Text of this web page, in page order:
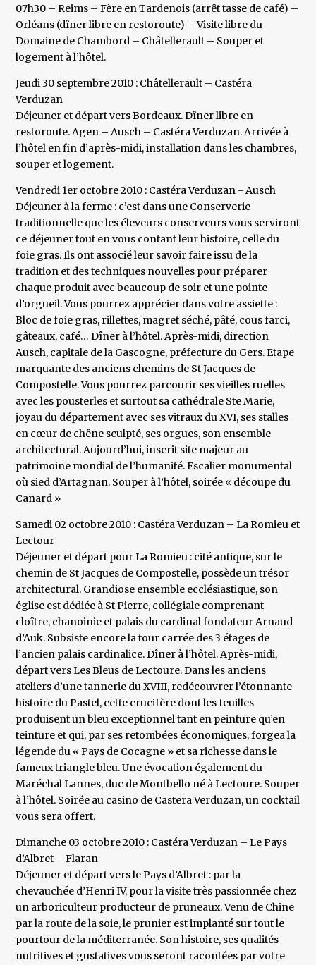
07h30 – Reims – Fère en Tardenois (arrêt tasse de café) –
Orléans (dîner libre en restoroute) – Visite libre du
Domaine de Chambord – Châtellerault – Souper et
logement à l’hôtel.
Jeudi 30 septembre 2010 : Châtellerault – Castéra
Verduzan
Déjeuner et départ vers Bordeaux. Dîner libre en
restoroute. Agen – Ausch – Castéra Verduzan. Arrivée à
l’hôtel en fin d’après-midi, installation dans les chambres,
souper et logement.
Vendredi 1er octobre 2010 : Castéra Verduzan - Ausch
Déjeuner à la ferme : c’est dans une Conserverie
traditionnelle que les éleveurs conserveurs vous serviront
ce déjeuner tout en vous contant leur histoire, celle du
foie gras. Ils ont associé leur savoir faire issu de la
tradition et des techniques nouvelles pour préparer
chaque produit avec beaucoup de soir et une pointe
d’orgueil. Vous pourrez apprécier dans votre assiette :
Bloc de foie gras, rillettes, magret séché, pâté, cous farci,
gâteaux, café… Dîner à l’hôtel. Après-midi, direction
Ausch, capitale de la Gascogne, préfecture du Gers. Etape
marquante des anciens chemins de St Jacques de
Compostelle. Vous pourrez parcourir ses vieilles ruelles
avec les pousterles et surtout sa cathédrale Ste Marie,
joyau du département avec ses vitraux du XVI, ses stalles
en cœur de chêne sculpté, ses orgues, son ensemble
architectural. Aujourd’hui, inscrit site majeur au
patrimoine mondial de l’humanité. Escalier monumental
où sied d’Artagnan. Souper à l’hôtel, soirée « découpe du
Canard »
Samedi 02 octobre 2010 : Castéra Verduzan – La Romieu et
Lectour
Déjeuner et départ pour La Romieu : cité antique, sur le
chemin de St Jacques de Compostelle, possède un trésor
architectural. Grandiose ensemble ecclésiastique, son
église est dédiée à St Pierre, collégiale comprenant
cloître, chanoinie et palais du cardinal fondateur Arnaud
d’Auk. Subsiste encore la tour carrée des 3 étages de
l’ancien palais cardinalice. Dîner à l’hôtel. Après-midi,
départ vers Les Bleus de Lectoure. Dans les anciens
ateliers d’une tannerie du XVIII, redécouvrer l’étonnante
histoire du Pastel, cette crucifère dont les feuilles
produisent un bleu exceptionnel tant en peinture qu’en
teinture et qui, par ses retombées économiques, forgea la
légende du « Pays de Cocagne » et sa richesse dans le
fameux triangle bleu. Une évocation également du
Maréchal Lannes, duc de Montbello né à Lectoure. Souper
à l’hôtel. Soirée au casino de Castera Verduzan, un cocktail
vous sera offert.
Dimanche 03 octobre 2010 : Castéra Verduzan – Le Pays
d’Albret – Flaran
Déjeuner et départ vers le Pays d’Albret : par la
chevauchée d’Henri IV, pour la visite très passionnée chez
un arboriculteur producteur de pruneaux. Venu de Chine
par la route de la soie, le prunier est implanté sur tout le
pourtour de la méditerranée. Son histoire, ses qualités
nutritives et gustatives vous seront racontées par votre